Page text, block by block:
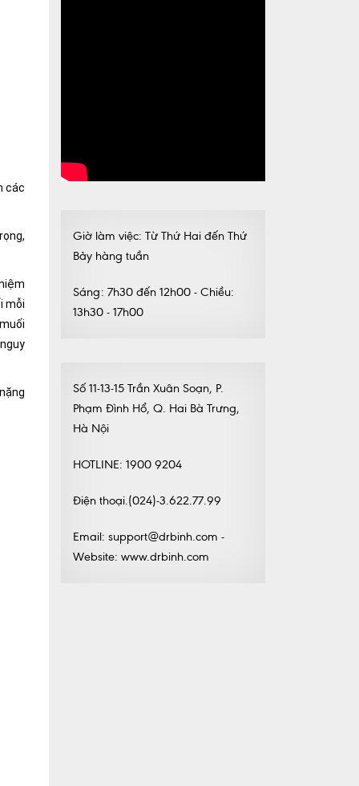
các
mỗi
Giờ làm việc: Từ Thứ Hai đến Thứ
Bảy hàng tuần
Sáng: 7h30 đến 12h00 - Chiều:
13h30 - 17h00
Số 11-13-15 Trần Xuân Soạn, P.
Phạm Đình Hổ, Q. Hai Bà Trưng,
Hà Nội
HOTLINE: 1900 9204
Điện thoại.(024)-3.622.77.99
Email: support@drbinh.com -
Website: www.drbinh.com